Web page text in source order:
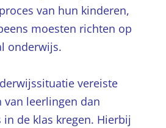
van hun kinderen,
moesten richten op
onderwijs.
vereiste
van leerlingen dan
de klas kregen. Hierbij